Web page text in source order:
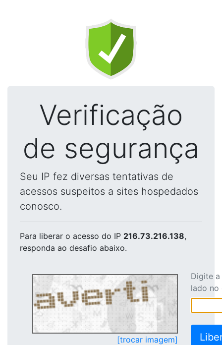
Verificação
de segurança
Seu IP fez diversas tentativas de
acessos suspeitos a sites hospedados
conosco.
Para liberar o acesso do IP 216.73.216.138,
responda ao desafio abaixo.
[trocar imagem]
Digite
lado no